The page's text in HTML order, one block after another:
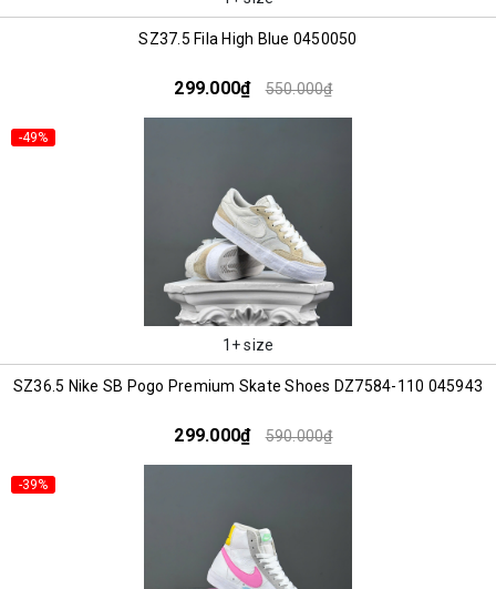
SZ37.5 Fila High Blue 0450050
299.000₫ 550.000₫
-49%
1+ size
SZ36.5 Nike SB Pogo Premium Skate Shoes DZ7584-110 045943
299.000₫ 590.000₫
-39%